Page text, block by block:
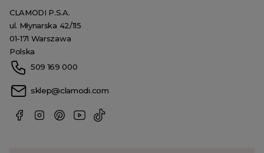
CLAMODI P.S.A.
ul. Młynarska 42/115
01-171 Warszawa
Polska
509 169 000
sklep@clamodi.com